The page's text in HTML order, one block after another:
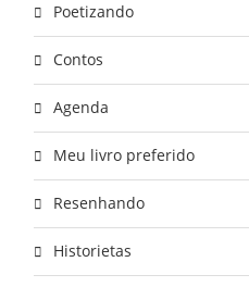
Poetizando
Contos
Agenda
Meu livro preferido
Resenhando
Historietas